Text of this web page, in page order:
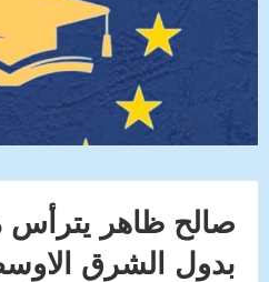
صالح ظاهر يترأس
بدول الشرق